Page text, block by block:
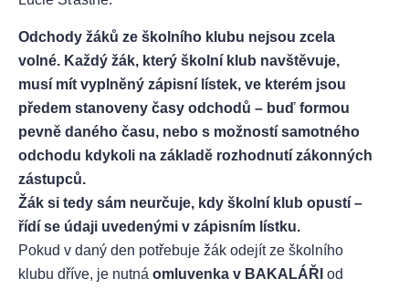
Odchody žáků ze školního klubu nejsou zcela
volné. Každý žák, který školní klub navštěvuje,
musí mít vyplněný zápisní lístek, ve kterém jsou
předem stanoveny časy odchodů – buď formou
pevně daného času, nebo s možností samotného
odchodu kdykoli na základě rozhodnutí zákonných
zástupců.
Žák si tedy sám neurčuje, kdy školní klub opustí –
řídí se údaji uvedenými v zápisním lístku.
Pokud v daný den potřebuje žák odejít ze školního
klubu dříve, je nutná omluvenka v BAKALÁŘI od